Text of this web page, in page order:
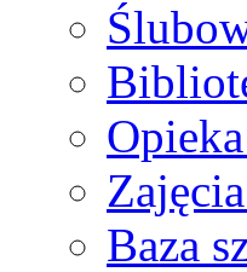
Baza